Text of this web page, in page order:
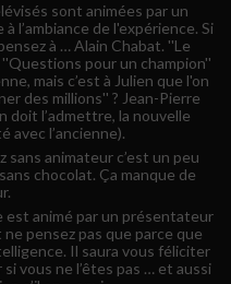
sont animées par un
l’ambiance de l'expérience. Si
à … Alain Chabat. ''Le
''Questions pour un champion''
mais c’est à Julien que l'on
des millions'' ? Jean-Pierre
doit l’admettre, la nouvelle
avec l’ancienne).
sans animateur c’est un peu
chocolat. Ça manque de
est animé par un présentateur
pensez pas que parce que
Il saura vous féliciter
vous ne l’êtes pas … et aussi